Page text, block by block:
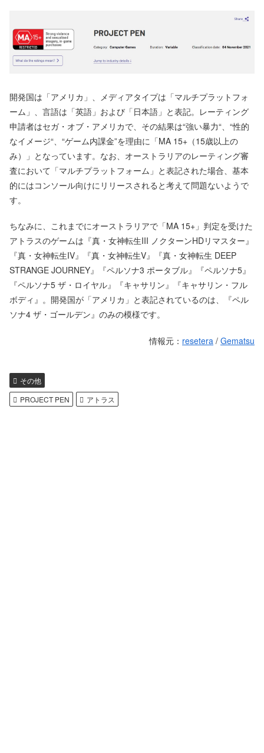
開発国は「アメリカ」、メディアタイプは「マルチプラットフォ
ーム」、言語は「英語」および「日本語」と表記。レーティング
申請者はセガ・オブ・アメリカで、その結果は“強い暴力“、“性的
なイメージ“、“ゲーム内課金”を理由に「MA 15+（15歳以上の
み）」となっています。なお、オーストラリアのレーティング審
査において「マルチプラットフォーム」と表記された場合、基本
的にはコンソール向けにリリースされると考えて問題ないようで
す。
ちなみに、これまでにオーストラリアで「MA 15+」判定を受けた
アトラスのゲームは『真・女神転生III ノクターンHDリマスター』
『真・女神転生IV』『真・女神転生V』『真・女神転生 DEEP
STRANGE JOURNEY』『ペルソナ3 ポータブル』『ペルソナ5』
『ペルソナ5 ザ・ロイヤル』『キャサリン』『キャサリン・フル
ボディ』。開発国が「アメリカ」と表記されているのは、『ペル
ソナ4 ザ・ゴールデン』のみの模様です。
情報元： resetera / Gematsu
その他
PROJECT PEN
アトラス